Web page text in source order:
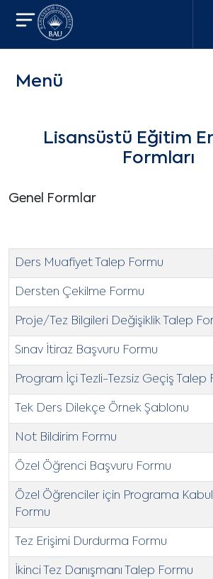
Menü
Lisansüstü Eğitim
Formları
Genel Formlar
Ders Muafiyet Talep Formu
Dersten Çekilme Formu
Proje/Tez Bilgileri Değişiklik Talep
Sınav İtiraz Başvuru Formu
Program İçi Tezli-Tezsiz Geçiş Talep
Tek Ders Dilekçe Örnek Şablonu
Not Bildirim Formu
Özel Öğrenci Başvuru Formu
Özel Öğrenciler için Programa
Formu
Tez Erişimi Durdurma Formu
İkinci Tez Danışmanı Talep Formu